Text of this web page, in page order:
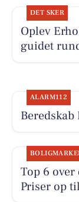
DET SKER
Oplev
guidet
ALARM112
Top 6
Priser op